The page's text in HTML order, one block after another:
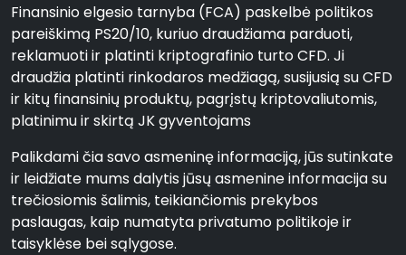
Finansinio elgesio tarnyba (FCA) paskelbė politikos
pareiškimą PS20/10, kuriuo draudžiama parduoti,
reklamuoti ir platinti kriptografinio turto CFD. Ji
draudžia platinti rinkodaros medžiagą, susijusią su CFD
ir kitų finansinių produktų, pagrįstų kriptovaliutomis,
platinimu ir skirtą JK gyventojams
Palikdami čia savo asmeninę informaciją, jūs sutinkate
ir leidžiate mums dalytis jūsų asmenine informacija su
trečiosiomis šalimis, teikiančiomis prekybos
paslaugas, kaip numatyta privatumo politikoje ir
taisyklėse bei sąlygose.